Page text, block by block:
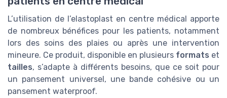
L’utilisation de l’elastoplast en centre médical apporte
de nombreux bénéfices pour les patients, notamment
lors des soins des plaies ou après une intervention
mineure. Ce produit, disponible en plusieurs formats et
tailles, s’adapte à différents besoins, que ce soit pour
un pansement universel, une bande cohésive ou un
pansement waterproof.